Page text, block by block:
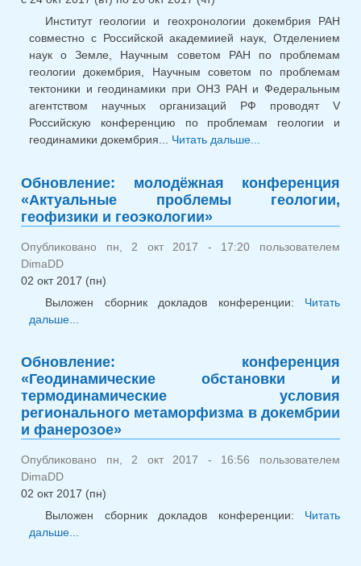
Институт геологии и геохронологии докембрия РАН
совместно с Российской академиией наук, Отделением
наук о Земле, Научным советом РАН по проблемам
геологии докембрия, Научным советом по проблемам
тектоники и геодинамики при ОНЗ РАН и Федеральным
агентством научных организаций РФ проводят V
Российскую конференцию по проблемам геологии и
геодинамики докембрия... Читать дальше...
условия
Обновление: молодёжная конференция
«Актуальные проблемы геологии,
геофизики и геоэкологии»
Опубликовано пн, 2 окт 2017 - 17:20 пользователем
DimaDD
02 окт 2017 (пн)
Выложен сборник докладов конференции: Читать
дальше...
Обновление: конференция
«Геодинамические обстановки и
термодинамические условия
регионального метаморфизма в докембрии
и фанерозое»
Опубликовано пн, 2 окт 2017 - 16:56 пользователем
DimaDD
02 окт 2017 (пн)
Выложен сборник докладов конференции: Читать
дальше...